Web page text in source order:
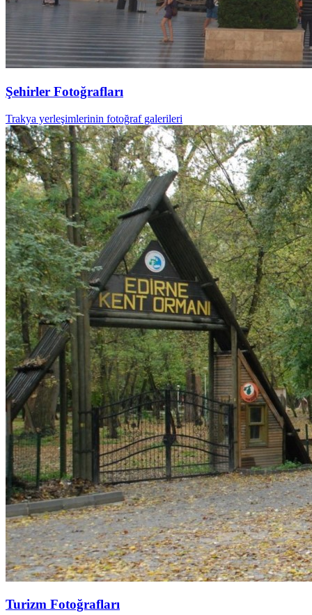
Şehirler Fotoğrafları
Trakya yerleşimlerinin fotoğraf galerileri
Turizm Fotoğrafları